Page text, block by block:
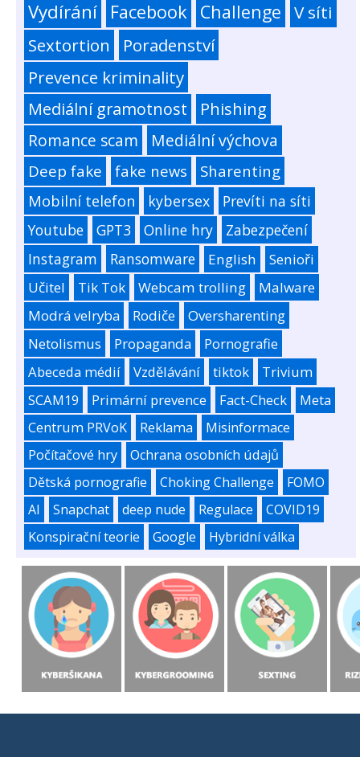
Vydírání Facebook Challenge
V síti
Sextortion
Poradenství
Prevence kriminality
Mediální gramotnost
Phishing
Romance scam
Mediální výchova
Deep fake fake news Sharenting
Mobilní telefon kybersex
Prevíti na síti
Youtube
GPT3 Online hry
Zabezpečení
Instagram
Ransomware English
Senioři
Učitel
Tik Tok Webcam trolling
Malware
Modrá velryba
Rodiče
Oversharenting
Netolismus
Propaganda
Pornografie
Abeceda médií
Vzdělávání tiktok
Trivium
SCAM19
Primární prevence Fact-Check
Meta
Centrum PRVoK
Reklama
Misinformace
Počítačové hry
Ochrana osobních údajů
Dětská pornografie
Choking Challenge
FOMO
AI
Snapchat deep nude Regulace
COVID19
Konspirační teorie
Google Hybridní válka